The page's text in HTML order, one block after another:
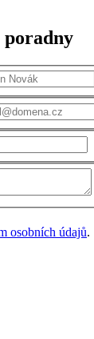
poradny
osobních údajů.